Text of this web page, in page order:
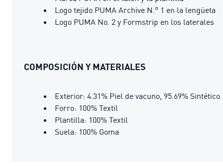
Logo tejido PUMA Archive N.° 1 en la lengüeta
Logo PUMA No. 2 y Formstrip en los laterales
COMPOSICIÓN Y MATERIALES
Exterior: 4.31% Piel de vacuno, 95.69% Sintético
Forro: 100% Textil
Plantilla: 100% Textil
Suela: 100% Goma